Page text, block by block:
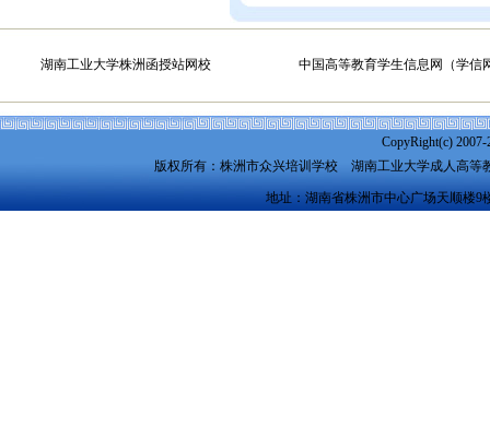
湖南工业大学株洲函授站网校 中国高等教育学生信息网（学信
CopyRight(c)
版权所有：株洲市众兴培训学校 湖南工业大学成人高等
地址：湖南省株洲市中心广场天顺楼